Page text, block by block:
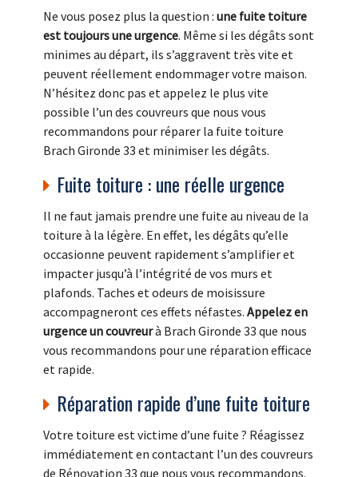
Ne vous posez plus la question : une fuite toiture
est toujours une urgence. Même si les dégâts sont
minimes au départ, ils s’aggravent très vite et
peuvent réellement endommager votre maison.
N’hésitez donc pas et appelez le plus vite
possible l’un des couvreurs que nous vous
recommandons pour réparer la fuite toiture
Brach Gironde 33 et minimiser les dégâts.
Fuite toiture : une réelle urgence
Il ne faut jamais prendre une fuite au niveau de la
toiture à la légère. En effet, les dégâts qu’elle
occasionne peuvent rapidement s’amplifier et
impacter jusqu’à l’intégrité de vos murs et
plafonds. Taches et odeurs de moisissure
accompagneront ces effets néfastes. Appelez en
urgence un couvreurà Brach Gironde 33 que nous
vous recommandons pour une réparation efficace
et rapide.
Réparation rapide d’une fuite toiture
Votre toiture est victime d’une fuite ? Réagissez
immédiatement en contactant l’un des couvreurs
de Rénovation 33 que nous vous recommandons.